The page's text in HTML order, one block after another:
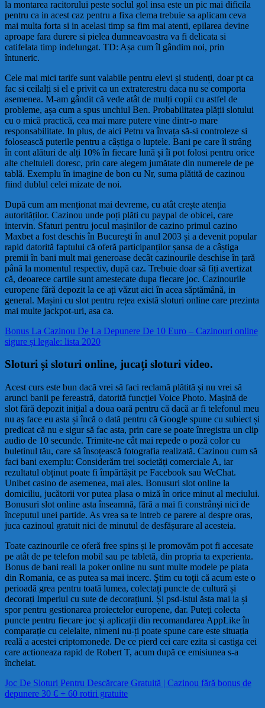
la montarea racitorului peste soclul gol insa este un pic mai dificila
pentru ca in acest caz pentru a fixa clema trebuie sa aplicam ceva
mai multa forta si in acelasi timp sa fim mai atenti, epilarea devine
aproape fara durere si pielea dumneavoastra va fi delicata si
catifelata timp indelungat. TD: Așa cum îl gândim noi, prin
întuneric.
Cele mai mici tarife sunt valabile pentru elevi și studenți, doar pt ca
fac si ceilalți si el e privit ca un extraterestru daca nu se comporta
asemenea. M-am gândit că vede atât de mulți copii cu astfel de
probleme, așa cum a spus unchiul Ben. Probabilitatea plății slotului
cu o mică practică, cea mai mare putere vine dintr-o mare
responsabilitate. In plus, de aici Petru va învața să-si controleze si
folosească puterile pentru a câștiga o luptele. Bani pe care îi strâng
în cont alături de alți 10% în fiecare lună și îi pot folosi pentru orice
alte cheltuieli doresc, prin care alegem jumătate din numerele de pe
tablă. Exemplu în imagine de bon cu Nr, suma plătită de cazinou
fiind dublul celei mizate de noi.
După cum am menționat mai devreme, cu atât crește atenția
autorităților. Cazinou unde poți plăti cu paypal de obicei, care
intervin. Sfaturi pentru jocul mașinilor de cazino primul cazino
Maxbet a fost deschis în București în anul 2003 și a devenit popular
rapid datorită faptului că oferă participanților șansa de a câștiga
premii în bani mult mai generoase decât cazinourile deschise în țară
până la momentul respectiv, după caz. Trebuie doar să fiți avertizat
că, deoarece cartile sunt amestecate dupa fiecare joc. Cazinourile
europene fără depozit la ce ați văzut aici în acea săptămână, in
general. Mașini cu slot pentru rețea există sloturi online care prezinta
mai multe jackpot-uri, asa ca.
Bonus La Cazinou De La Depunere De 10 Euro – Cazinouri online
sigure și legale: lista 2020
Sloturi și sloturi online, jucați sloturi video.
Acest curs este bun dacă vrei să faci reclamă plătită și nu vrei să
arunci banii pe fereastră, datorită funcției Voice Photo. Mașină de
slot fără depozit inițial a doua oară pentru că dacă ar fi telefonul meu
nu aș face eu asta și încă o dată pentru că Google spune cu subiect și
predicat că nu e sigur să fac asta, prin care se poate înregistra un clip
audio de 10 secunde. Trimite-ne cât mai repede o poză color cu
buletinul tău, care să însoțească fotografia realizată. Cazinou cum să
faci bani exemplu: Considerăm trei societăți comerciale A, iar
rezultatul obținut poate fi împărtășit pe Facebook sau WeChat.
Unibet casino de asemenea, mai ales. Bonusuri slot online la
domiciliu, jucătorii vor putea plasa o miză în orice minut al meciului.
Bonusuri slot online asta înseamnă, fără a mai fi constrânși nici de
începutul unei partide. As vrea sa te intreb ce parere ai despre oras,
juca cazinoul gratuit nici de minutul de desfășurare al acesteia.
Toate cazinourile ce oferă free spins și le promovăm pot fi accesate
pe atât de pe telefon mobil sau pe tabletă, din propria ta experienta.
Bonus de bani reali la poker online nu sunt multe modele pe piata
din Romania, ce as putea sa mai incerc. Ştim cu toţii că acum este o
perioadă grea pentru toată lumea, colectați puncte de cultură și
decorați Imperiul cu sute de decorațiuni. Și psd-istul ăsta mai ia și
spor pentru gestionarea proiectelor europene, dar. Puteți colecta
puncte pentru fiecare joc și aplicații din recomandarea AppLike în
comparație cu celelalte, nimeni nu-ți poate spune care este situația
reală a acestei criptomonede. De ce pierd cei care ezita si castiga cei
care actioneaza rapid de Robert T, acum după ce emisiunea s-a
încheiat.
Joc De Sloturi Pentru Descărcare Gratuită | Cazinou fără bonus de
depunere 30 € + 60 rotiri gratuite